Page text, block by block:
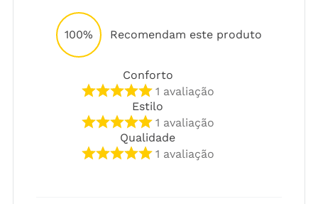
100% Recomendam este produto
Conforto
1 avaliação
Estilo
1 avaliação
Qualidade
1 avaliação